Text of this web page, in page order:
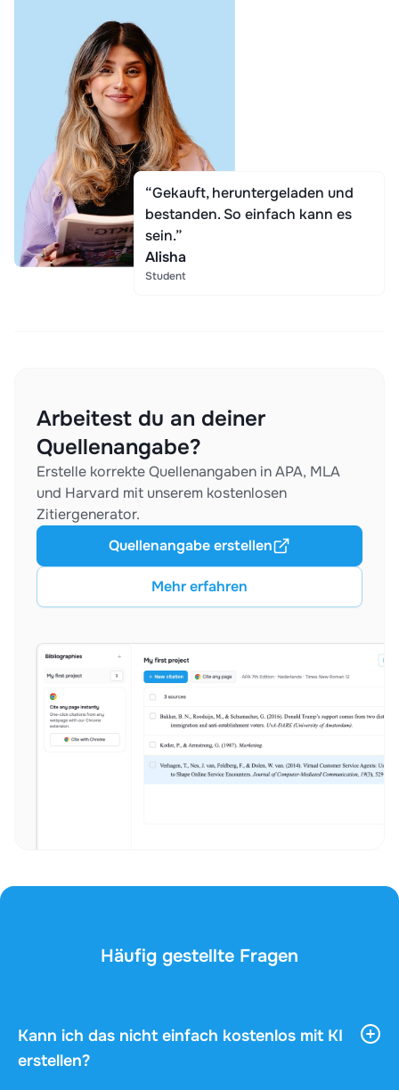
“Gekauft, heruntergeladen und
bestanden. So einfach kann es
sein.”
Alisha
Student
Arbeitest du an deiner
Quellenangabe?
Erstelle korrekte Quellenangaben in APA, MLA
und Harvard mit unserem kostenlosen
Zitiergenerator.
Mehr erfahren
Quellenangabe erstellen
Häufig gestellte Fragen
Kann ich das nicht einfach kostenlos mit KI
erstellen?